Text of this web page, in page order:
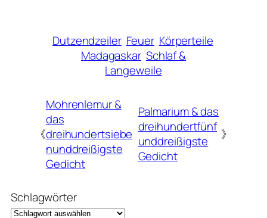
Dutzendzeiler Feuer Körperteile
Madagaskar Schlaf &
Langeweile
《
Mohrenlemur &
das
dreihundertsiebe
nunddreißigste
Gedicht
Palmarium & das
dreihundertfünf
unddreißigste
Gedicht
》
Schlagwörter